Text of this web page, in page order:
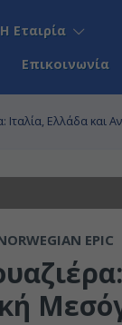
Η Εταιρία
Επικοινωνία
Ιταλία, Ελλάδα και
EPIC